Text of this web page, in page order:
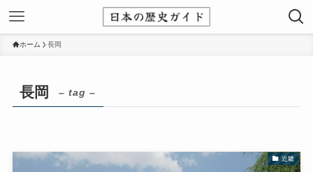
ホーム 長岡
長岡 – tag –
近畿